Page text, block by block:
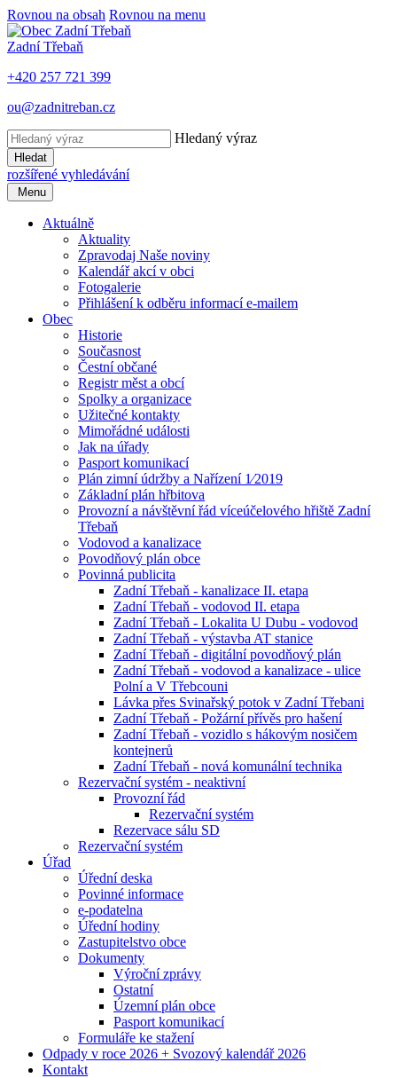
Rovnou na obsah Rovnou na menu
Zadní Třebaň
+420 257 721 399
ou@zadnitreban.cz
Hledaný výraz
Hledat
rozšířené vyhledávání
Menu
Aktuálně
Aktuality
Zpravodaj Naše noviny
Kalendář akcí v obci
Fotogalerie
Přihlášení k odběru informací e-mailem
Obec
Historie
Současnost
Čestní občané
Registr měst a obcí
Spolky a organizace
Užitečné kontakty
Mimořádné události
Jak na úřady
Pasport komunikací
Plán zimní údržby a Nařízení 1⁄2019
Základní plán hřbitova
Provozní a návštěvní řád víceúčelového hřiště Zadní
Třebaň
Vodovod a kanalizace
Povodňový plán obce
Povinná publicita
Zadní Třebaň - kanalizace II. etapa
Zadní Třebaň - vodovod II. etapa
Zadní Třebaň - Lokalita U Dubu - vodovod
Zadní Třebaň - výstavba AT stanice
Zadní Třebaň - digitální povodňový plán
Zadní Třebaň - vodovod a kanalizace - ulice
Polní a V Třebcouni
Lávka přes Svinařský potok v Zadní Třebani
Zadní Třebaň - Požární přívěs pro hašení
Zadní Třebaň - vozidlo s hákovým nosičem
kontejnerů
Zadní Třebaň - nová komunální technika
Rezervační systém - neaktivní
Provozní řád
Rezervační systém
Rezervace sálu SD
Rezervační systém
Úřad
Úřední deska
Povinné informace
e-podatelna
Úřední hodiny
Zastupitelstvo obce
Dokumenty
Výroční zprávy
Ostatní
Územní plán obce
Pasport komunikací
Formuláře ke stažení
Odpady v roce 2026 + Svozový kalendář 2026
Kontakt